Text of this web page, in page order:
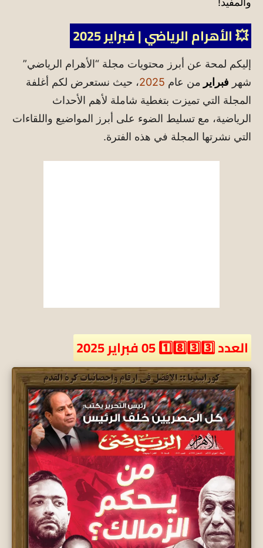
💥 الأهرام الرياضي | فبراير 2025
إليكم لمحة عن أبرز محتويات مجلة “الأهرام الرياضي”
شهر فبراير من عام 2025، حيث نستعرض لكم أغلفة
المجلة التي تميزت بتغطية شاملة لأهم الأحداث
الرياضية، مع تسليط الضوء على أبرز المواضيع واللقاءات
التي نشرتها المجلة في هذه الفترة.
العدد 1️⃣8️⃣3️⃣3️⃣ 05 فبراير 2025